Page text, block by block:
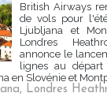
British Airways
de vols pour
Ljubljana et
Londres
annonce le
lignes au départ
en Slovénie et
, Londres